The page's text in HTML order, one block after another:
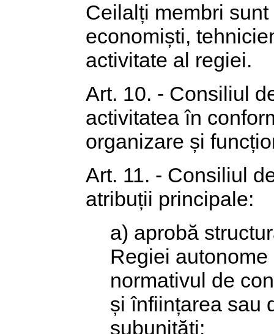
Ceilalți membri
economiști,
activitate al regiei.
Art. 10. - Consiliul
activitatea în
organizare și
Art. 11. - Consiliul
atribuții principale:
a) aprobă
Regiei
normativul de
și înființarea sau
subunități;